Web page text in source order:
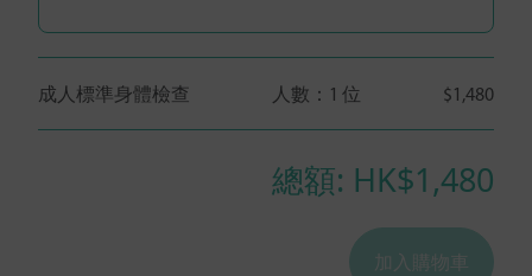
成人標準身體檢查 人數： 1 位 $1,480
總額: HK$1,480
加入購物車